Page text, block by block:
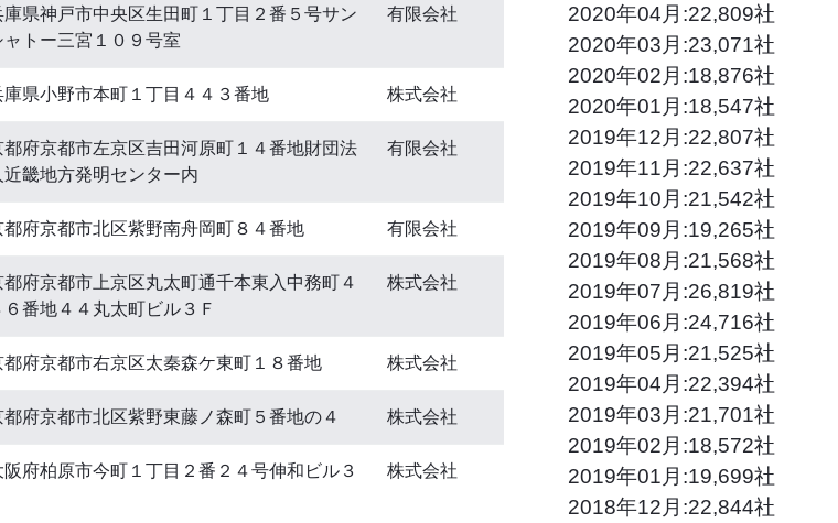
庫県神戸市中央区生田町１丁目２番５号サン
ャトー三宮１０９号室
有限会社
庫県小野市本町１丁目４４３番地 株式会社
都府京都市左京区吉田河原町１４番地財団法
近畿地方発明センター内
有限会社
都府京都市北区紫野南舟岡町８４番地 有限会社
都府京都市上京区丸太町通千本東入中務町４
６番地４４丸太町ビル３Ｆ
株式会社
都府京都市右京区太秦森ケ東町１８番地 株式会社
都府京都市北区紫野東藤ノ森町５番地の４ 株式会社
阪府柏原市今町１丁目２番２４号伸和ビル３
株式会社
2020年04月:22,809社
2020年03月:23,071社
2020年02月:18,876社
2020年01月:18,547社
2019年12月:22,807社
2019年11月:22,637社
2019年10月:21,542社
2019年09月:19,265社
2019年08月:21,568社
2019年07月:26,819社
2019年06月:24,716社
2019年05月:21,525社
2019年04月:22,394社
2019年03月:21,701社
2019年02月:18,572社
2019年01月:19,699社
2018年12月:22,844社